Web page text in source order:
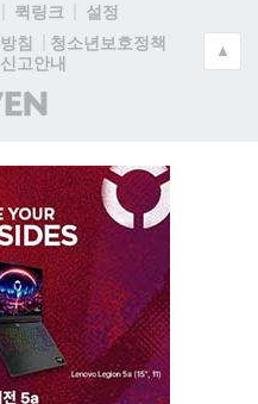
퀵링크
설정
침
청소년보호정책
고안내
)
▲